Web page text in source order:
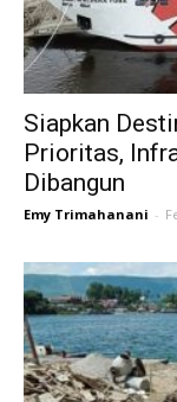
Siapkan
Prioritas,
Dibangun
Emy Trimahanani -